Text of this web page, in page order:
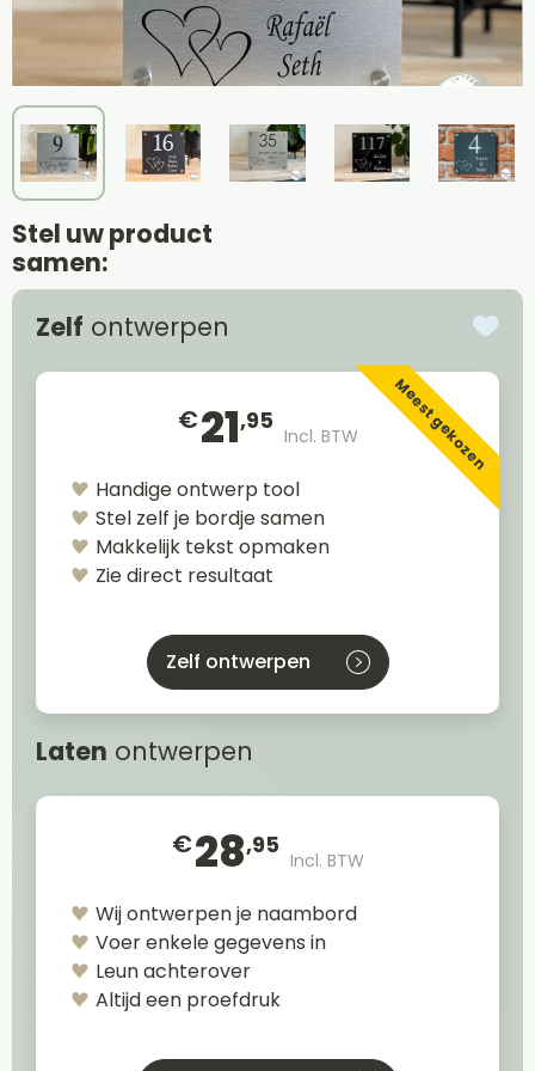
Stel uw product
samen:
Zelf ontwerpen
€21,95
Incl. BTW Meest gekozen
Handige ontwerp tool
Stel zelf je bordje samen
Makkelijk tekst opmaken
Zie direct resultaat
Zelf ontwerpen
Laten ontwerpen
€28,95
Incl. BTW
Wij ontwerpen je naambord
Voer enkele gegevens in
Leun achterover
Altijd een proefdruk